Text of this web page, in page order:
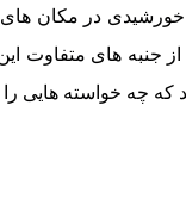
خورشیدی در
جنبه های متفاوت
چه خواسته هایی را